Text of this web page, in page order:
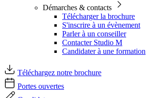
Démarches & contacts
Télécharger la brochure
S'inscrire à un évènement
Parler à un conseiller
Contacter Studio M
Candidater à une formation
Téléchargez notre brochure
Portes ouvertes